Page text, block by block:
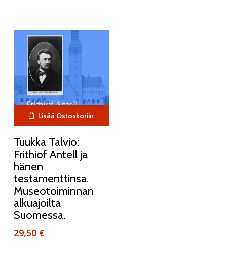
Lisää Ostoskoriin
Tuukka Talvio:
Frithiof Antell ja
hänen
testamenttinsa.
Museotoiminnan
alkuajoilta
Suomessa.
29,50 €